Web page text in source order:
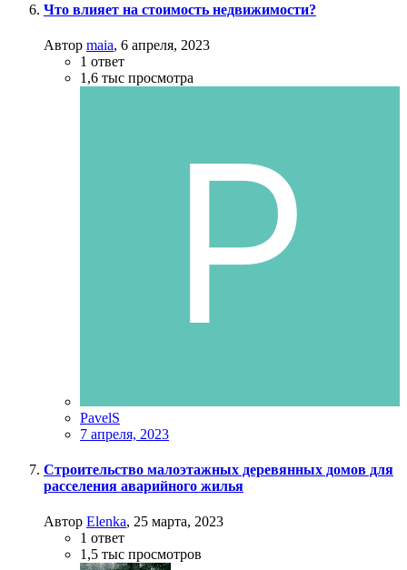
Что влияет на стоимость недвижимости?
Автор maia, 6 апреля, 2023
1 ответ
1,6 тыс просмотра
PavelS
7 апреля, 2023
Строительство малоэтажных деревянных домов для
расселения аварийного жилья
Автор Elenka, 25 марта, 2023
1 ответ
1,5 тыс просмотров